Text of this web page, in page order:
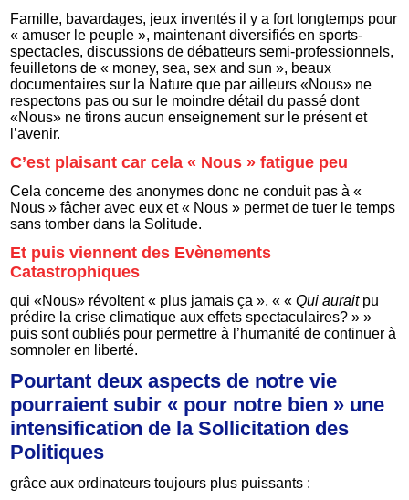
Famille, bavardages, jeux inventés il y a fort longtemps pour
« amuser le peuple », maintenant diversifiés en sports-
spectacles, discussions de débatteurs semi-professionnels,
feuilletons de « money, sea, sex and sun », beaux
documentaires sur la Nature que par ailleurs «Nous» ne
respectons pas ou sur le moindre détail du passé dont
«Nous» ne tirons aucun enseignement sur le présent et
l’avenir.
C’est plaisant car cela « Nous » fatigue peu
Cela concerne des anonymes donc ne conduit pas à «
Nous » fâcher avec eux et « Nous » permet de tuer le temps
sans tomber dans la Solitude.
Et puis viennent des Evènements
Catastrophiques
qui «Nous» révoltent « plus jamais ça », « «Qui auraitpu
prédire la crise climatique aux effets spectaculaires? » »
puis sont oubliés pour permettre à l’humanité de continuer à
somnoler en liberté.
Pourtant deux aspects de notre vie
pourraient subir « pour notre bien » une
intensification de la Sollicitation des
Politiques
grâce aux ordinateurs toujours plus puissants :